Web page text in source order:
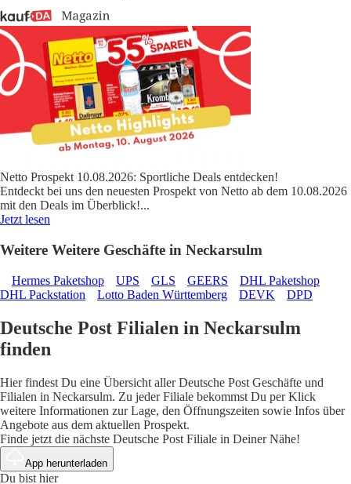
Netto Prospekt 10.08.2026: Sportliche Deals entdecken!
Entdeckt bei uns den neuesten Prospekt von Netto ab dem 10.08.2026
mit den Deals im Überblick!...
Jetzt lesen
Weitere Weitere Geschäfte in Neckarsulm
Hermes Paketshop UPS GLS GEERS
DHL Paketshop
DHL Packstation
Lotto Baden Württemberg DEVK DPD
Deutsche Post Filialen in Neckarsulm
finden
Hier findest Du eine Übersicht aller Deutsche Post Geschäfte und
Filialen in Neckarsulm. Zu jeder Filiale bekommst Du per Klick
weitere Informationen zur Lage, den Öffnungszeiten sowie Infos über
Angebote aus dem aktuellen Prospekt.
Finde jetzt die nächste Deutsche Post Filiale in Deiner Nähe!
App herunterladen
Du bist hier